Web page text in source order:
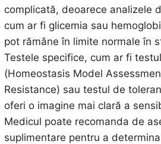
complicată, deoarece analizele
cum ar fi glicemia sau
pot rămâne în limite normale în
Testele specifice, cum ar fi
(Homeostasis Model
Resistance) sau testul de
oferi o imagine mai clară a
Medicul poate recomanda de
suplimentare pentru a